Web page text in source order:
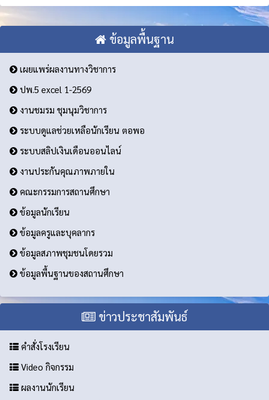
ข้อมูลพื้นฐาน
เผยแพร่ผลงานทางวิชาการ
ปพ.5 excel 1-2569
งานชมรม ชุมนุมวิชาการ
ระบบดูแลช่วยเหลือนักเรียน ตอพอ
ระบบสลิปเงินเดือนออนไลน์
งานประกันคุณภาพภายใน
คณะกรรมการสถานศึกษา
ข้อมูลนักเรียน
ข้อมูลครูและบุคลากร
ข้อมูลสภาพชุมชนโดยรวม
ข้อมูลพื้นฐานของสถานศึกษา
ข่าวประชาสัมพันธ์
คำสั่งโรงเรียน
Video กิจกรรม
ผลงานนักเรียน